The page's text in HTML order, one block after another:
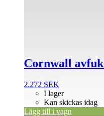
Cornwall
2.272 SEK
I lager
Kan skickas idag
Lägg till i vagn